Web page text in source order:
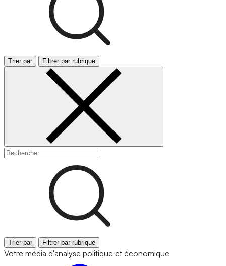
Trier par Filtrer par rubrique
Trier par Filtrer par rubrique
Votre média d'analyse politique et économique